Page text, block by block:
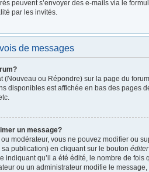
peuvent s’envoyer des e-mails via le
par les invités.
de messages
(Nouveau ou Répondre) sur la page du
disponibles est affichée en bas des pages
un message?
ou modérateur, vous ne pouvez modifier ou
publication) en cliquant sur le bouton éditer
indiquant qu’il a été édité, le nombre de
ou un administrateur modifie le